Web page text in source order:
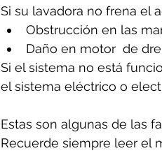
Si su lavadora no frena el
Obstrucción en las
Daño en motor  de
Si el sistema no está
el sistema eléctrico o
Estas son algunas de las
Recuerde siempre leer el